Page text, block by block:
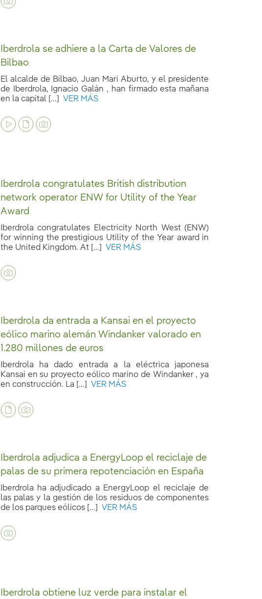
Iberdrola se adhiere a la Carta de Valores de
Bilbao
El alcalde de Bilbao, Juan Mari Aburto, y el presidente
de Iberdrola, Ignacio Galán , han firmado esta mañana
en la capital [...]
VER MÁS
Iberdrola congratulates British distribution
network operator ENW for Utility of the Year
Award
Iberdrola congratulates Electricity North West (ENW)
for winning the prestigious Utility of the Year award in
the United Kingdom. At [...]
VER MÁS
Iberdrola da entrada a Kansai en el proyecto
eólico marino alemán Windanker valorado en
1.280 millones de euros
Iberdrola ha dado entrada a la eléctrica japonesa
Kansai en su proyecto eólico marino de Windanker , ya
en construcción. La [...]
VER MÁS
Iberdrola adjudica a EnergyLoop el reciclaje de
palas de su primera repotenciación en España
Iberdrola ha adjudicado a EnergyLoop el reciclaje de
las palas y la gestión de los residuos de componentes
de los parques eólicos [...]
VER MÁS
Iberdrola obtiene luz verde para instalar el